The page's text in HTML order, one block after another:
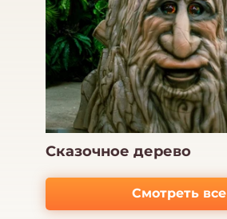
Сказочное дерево
Смотреть все